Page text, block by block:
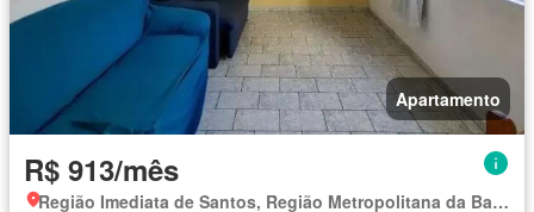
Apartamento
R$ 913/mês
Região Imediata de Santos, Região Metropolitana da Baixada Santista